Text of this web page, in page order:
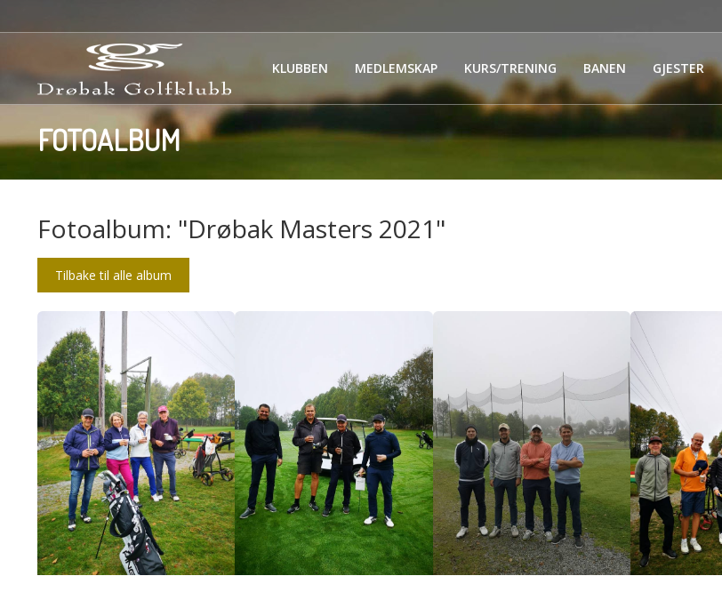
KLUBBEN MEDLEMSKAP KURS/TRENING BANEN GJESTER
FOTOALBUM
Fotoalbum: "Drøbak Masters 2021"
Tilbake til alle album